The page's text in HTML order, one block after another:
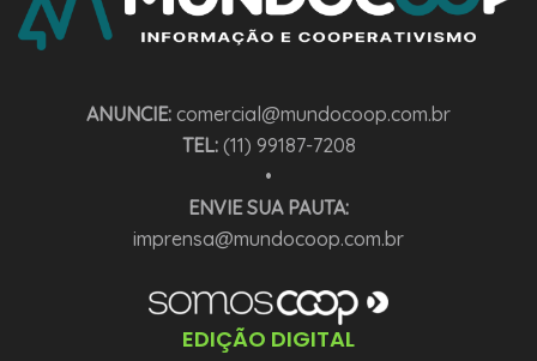
ANUNCIE: comercial@mundocoop.com.br
TEL:(11) 99187-7208
•
ENVIE SUA PAUTA:
imprensa@mundocoop.com.br
EDIÇÃO DIGITAL